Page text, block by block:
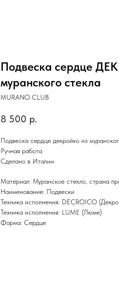
Подвеска сердце
муранского стекла
MURANO CLUB
8 500 р.
Подвеска сердце декройко из
Ручная работа
Сделано в Италии
Материал: Муранское стекло, страна
Наименование: Подвески
Техника исполнения: DECROICO
Техника исполнения: LUME (Люме)
Форма: Сердце